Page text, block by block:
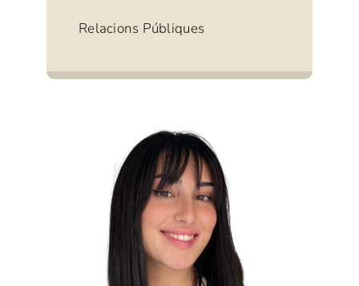
Relacions Públiques